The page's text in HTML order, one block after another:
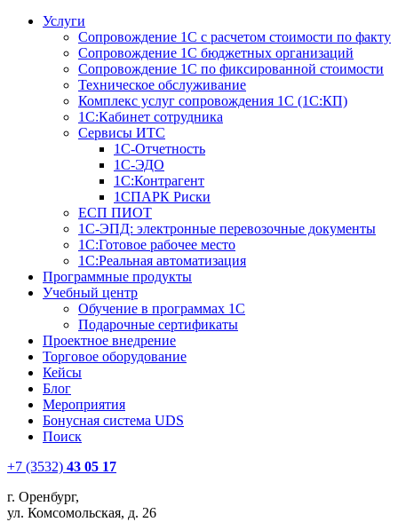
Услуги
Сопровождение 1С с расчетом стоимости по факту
Сопровождение 1С бюджетных организаций
Сопровождение 1С по фиксированной стоимости
Техническое обслуживание
Комплекс услуг сопровождения 1С (1С:КП)
1С:Кабинет сотрудника
Сервисы ИТС
1С-Отчетность
1С-ЭДО
1С:Контрагент
1СПАРК Риски
ЕСП ПИОТ
1С-ЭПД: электронные перевозочные документы
1С:Готовое рабочее место
1С:Реальная автоматизация
Программные продукты
Учебный центр
Обучение в программах 1С
Подарочные сертификаты
Проектное внедрение
Торговое оборудование
Кейсы
Блог
Мероприятия
Бонусная система UDS
Поиск
+7 (3532) 43 05 17
г. Оренбург,
ул. Комсомольская, д. 26